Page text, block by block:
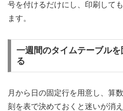
号を付けるだけにし、印刷して
ます。
一週間のタイムテーブル
る
月から日の固定行を用意し、算
刻を表で決めておくと迷いが消